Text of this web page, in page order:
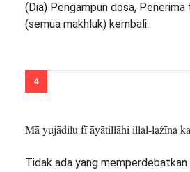
(Dia) Pengampun dosa,
(semua makhluk) kembali.
Mā yujādilu fī āyātillāhi illal-lażīna
Tidak ada yang